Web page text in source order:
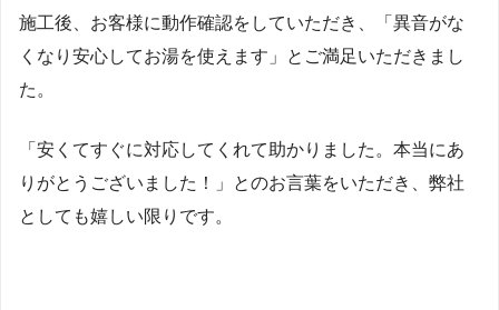
施工後、お客様に動作確認をしていただき、「異音がな
くなり安心してお湯を使えます」とご満足いただきまし
た。
「安くてすぐに対応してくれて助かりました。本当にあ
りがとうございました！」とのお言葉をいただき、弊社
としても嬉しい限りです。